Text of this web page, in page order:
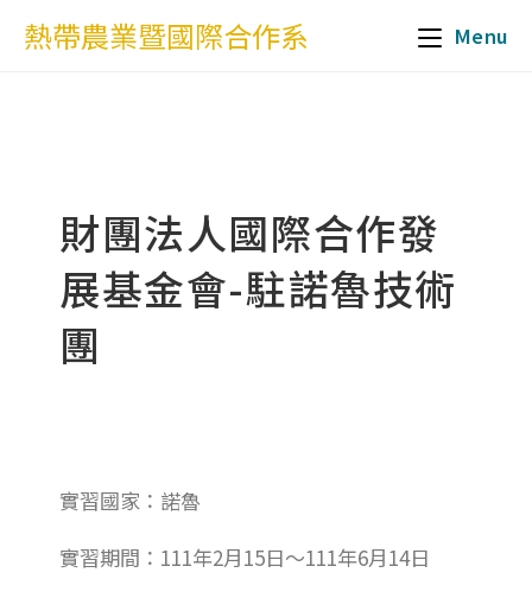
熱帶農業暨國際合作系 Menu
財團法人國際合作發
展基金會-駐諾魯技術
團
實習國家：諾魯
實習期間：111年2月15日～111年6月14日